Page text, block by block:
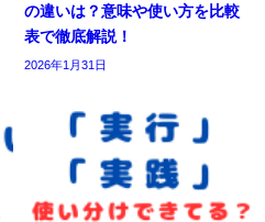
の違いは？意味や使い方を比較
表で徹底解説！
2026年1月31日